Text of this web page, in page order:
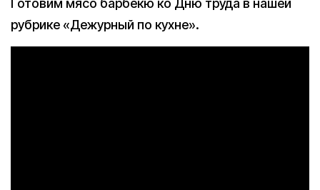
Готовим мясо барбекю ко Дню труда в нашей
рубрике «Дежурный по кухне».